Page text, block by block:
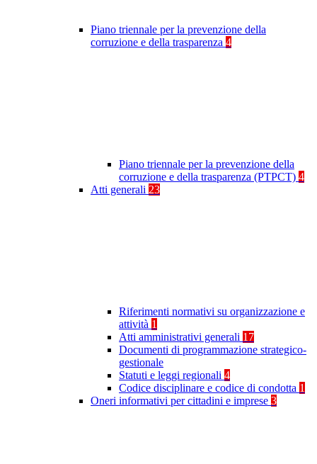
Piano triennale per la prevenzione della
corruzione e della trasparenza 4
Piano triennale per la prevenzione della
corruzione e della trasparenza (PTPCT) 4
Atti generali 23
Riferimenti normativi su organizzazione e
attività 1
Atti amministrativi generali 17
Documenti di programmazione strategico-
gestionale
Statuti e leggi regionali 4
Codice disciplinare e codice di condotta 1
Oneri informativi per cittadini e imprese 3